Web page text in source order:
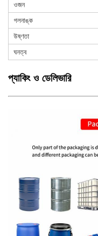
ওজন
গলনাঙ্ক
উষ্ণতা
ঘনত্ব
প্যাকিং ও ডেলিভারি